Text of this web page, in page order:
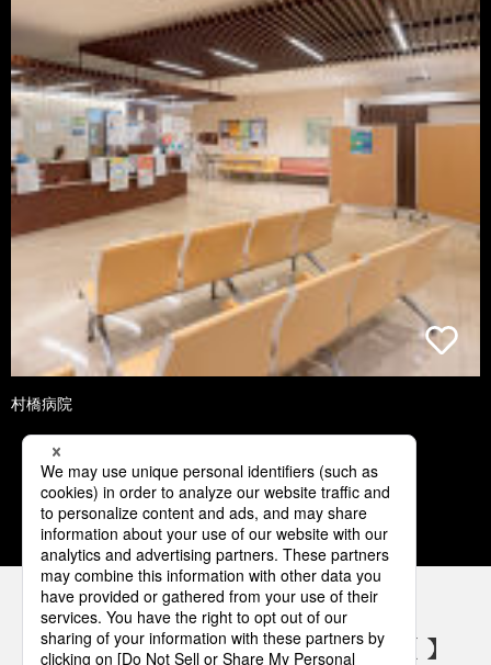
村橋病院
1 2 3 4 5
パナソニックの電気設備 SNSアカウント